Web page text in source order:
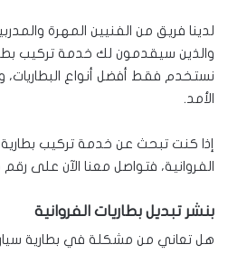
لدينا فريق من الفنيين المهرة
والذين سيقدمون لك خدمة تركيب
نستخدم فقط أفضل أنواع
الأمد.
إذا كنت تبحث عن خدمة تركيب
الفروانية، فتواصل معنا الآن على
بنشر تبديل بطاريات الفروانية
هل تعاني من مشكلة في بطارية